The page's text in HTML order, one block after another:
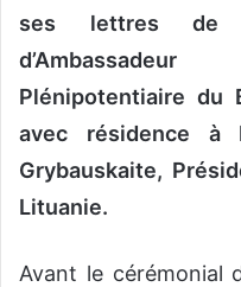
ses lettres de
Plénipotentiaire du
avec résidence à
Grybauskaite,
Lituanie.
Avant le cérémonial